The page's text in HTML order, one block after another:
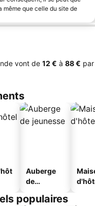
même que celle du site de
vont de ‎12 € à ‎88 € par
Auberge
de
populaires